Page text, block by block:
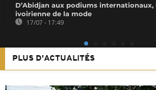
D’Abidjan aux podiums
ivoirienne de la mode
17/07 - 17:49
PLUS D'ACTUALITÉS